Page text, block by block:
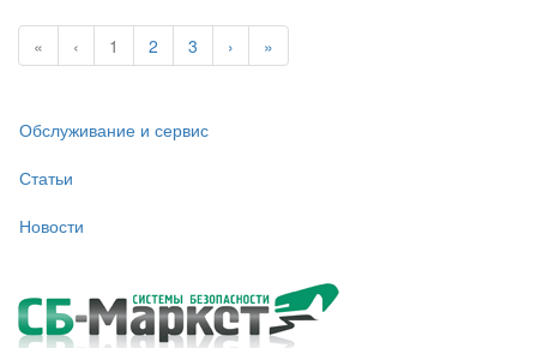
« ‹ 1 2 3 › »
Обслуживание и сервис
Статьи
Новости